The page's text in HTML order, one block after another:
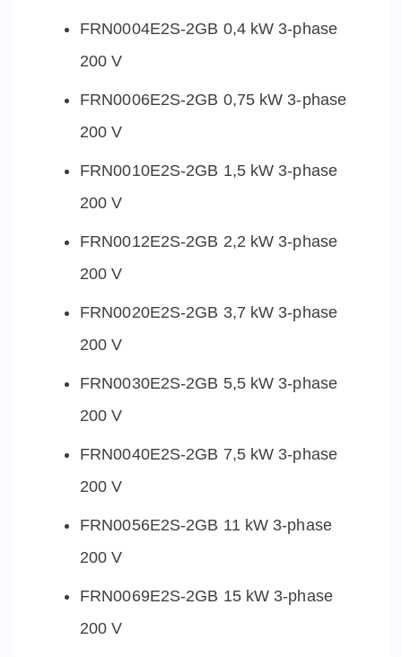
FRN0004E2S-2GB 0,4 kW 3-phase
200 V
FRN0006E2S-2GB 0,75 kW 3-phase
200 V
FRN0010E2S-2GB 1,5 kW 3-phase
200 V
FRN0012E2S-2GB 2,2 kW 3-phase
200 V
FRN0020E2S-2GB 3,7 kW 3-phase
200 V
FRN0030E2S-2GB 5,5 kW 3-phase
200 V
FRN0040E2S-2GB 7,5 kW 3-phase
200 V
FRN0056E2S-2GB 11 kW 3-phase
200 V
FRN0069E2S-2GB 15 kW 3-phase
200 V